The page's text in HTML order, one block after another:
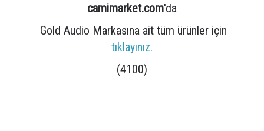
camimarket.com'da
Gold Audio Markasına ait tüm ürünler için
tıklayınız.
(4100)